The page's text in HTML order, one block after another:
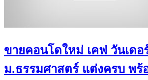
ขายคอนโดใหม่ เคฟ วันเด
ม.ธรรมศาสตร์ แต่งครบ พร้